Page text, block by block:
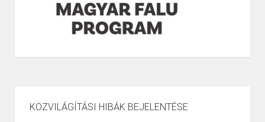
KÖZVILÁGÍTÁSI HIBÁK BEJELENTÉSE